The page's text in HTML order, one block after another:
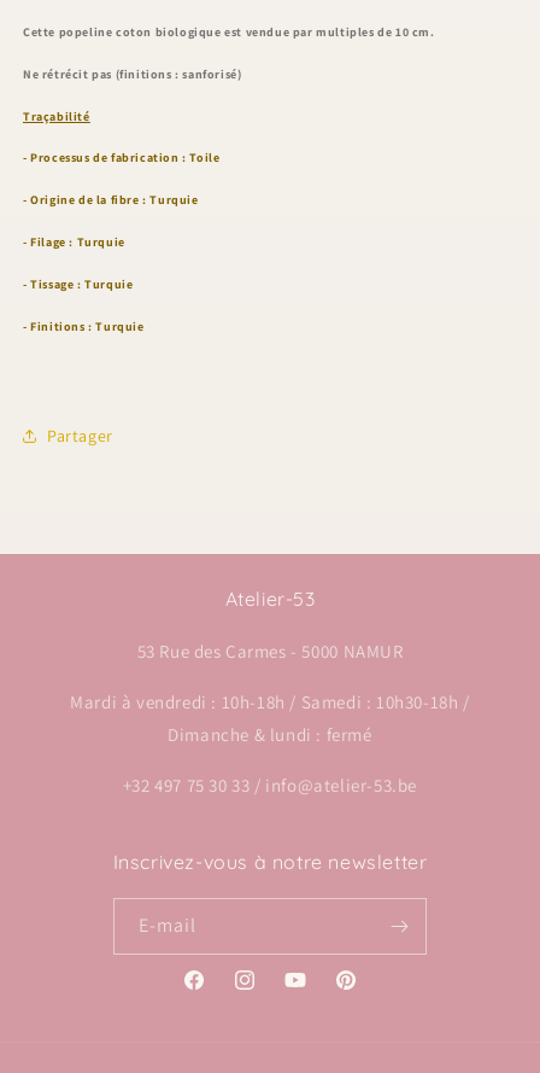
Cette popeline coton biologique est vendue parmultiples de 10 cm.
Ne rétrécit pas (finitions : sanforisé)
Traçabilité
-Processus de fabrication : Toile
- Origine de la fibre : Turquie
- Filage : Turquie
- Tissage :Turquie
- Finitions :Turquie
Partager
Atelier-53
53 Rue des Carmes - 5000 NAMUR
Mardi à vendredi : 10h-18h / Samedi : 10h30-18h /
Dimanche & lundi : fermé
+32 497 75 30 33 / info@atelier-53.be
Inscrivez-vous à notre newsletter
E-mail
FacebookInstagramYouTubePinterest